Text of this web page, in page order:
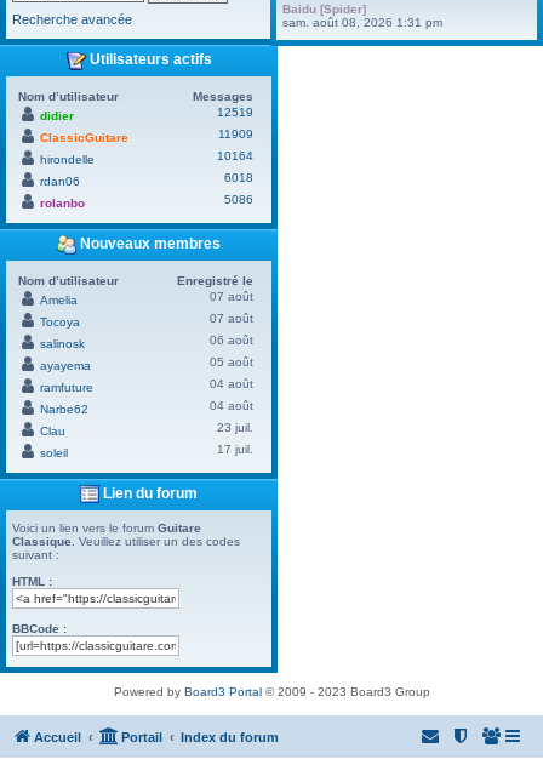
Recherche avancée
Utilisateurs actifs
Nom d’utilisateur
Messages
didier
12519
ClassicGuitare
11909
hirondelle
10164
rdan06
6018
rolanbo
5086
Nouveaux membres
Nom d’utilisateur
Enregistré le
Amelia
07 août
Tocoya
07 août
salinosk
06 août
ayayema
05 août
ramfuture
04 août
Narbe62
04 août
Clau
23 juil.
soleil
17 juil.
Lien du forum
Voici un lien vers le forum Guitare
Classique . Veuillez utiliser un des codes
suivant :
HTML :
BBCode :
Baidu [Spider]
sam. août 08, 2026 1:31 pm
Powered by Board3 Portal© 2009 - 2023 Board3 Group
Accueil Portail Index du forum